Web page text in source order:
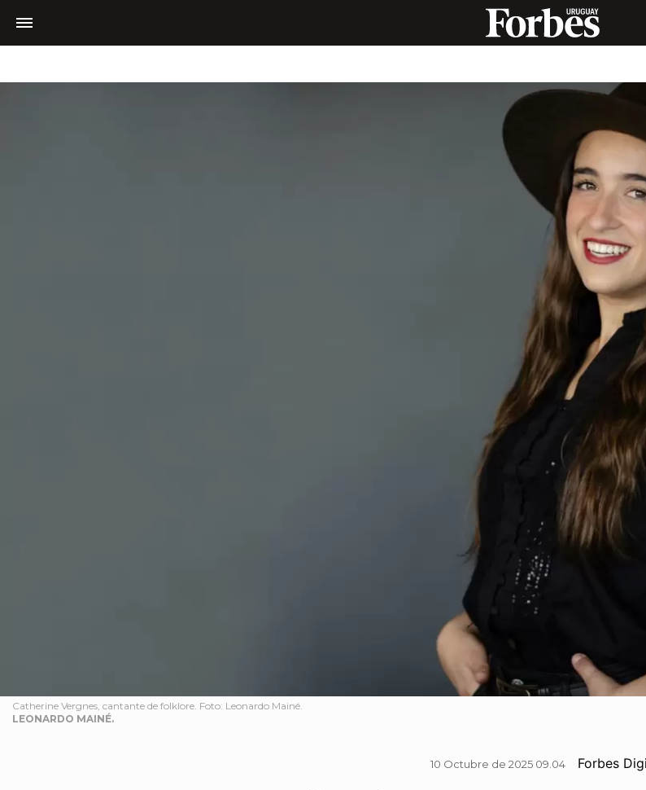
Catherine Vergnes, cantante de folklore. Foto: Leonardo Mainé.
LEONARDO MAINÉ.
10 Octubre de 2025 09.04 Forbes